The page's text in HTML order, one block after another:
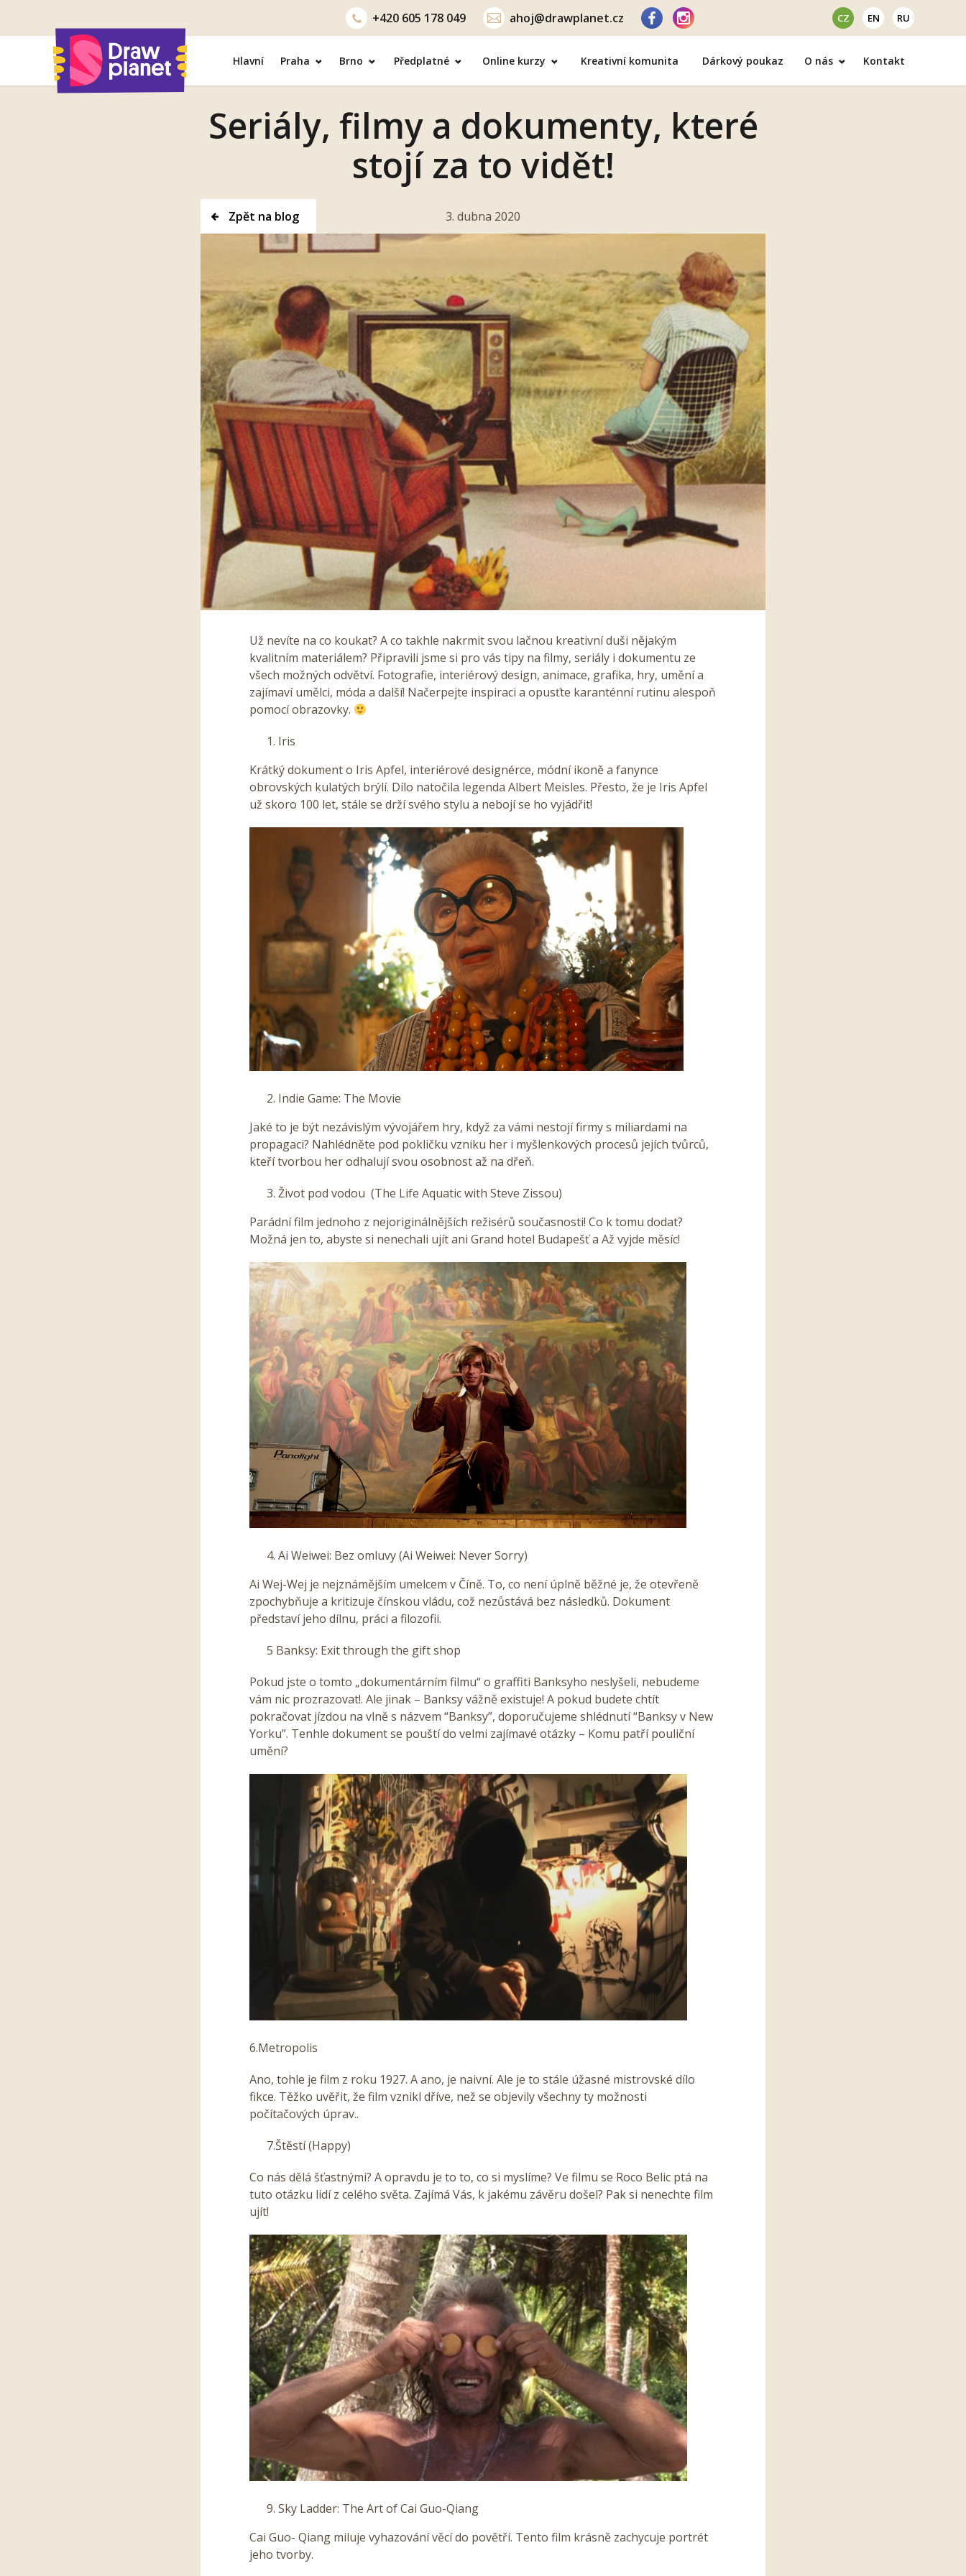
+420 605 178 049 ahoj@drawplanet.cz CZ EN RU
Hlavní Praha Brno Předplatné Online kurzy Kreativní komunita Dárkový poukaz O nás Kontakt
Seriály, filmy a dokumenty, které
stojí za to vidět!
3. dubna 2020
Zpět na blog
Už nevíte na co koukat? A co takhle nakrmit svou lačnou kreativní duši nějakým
kvalitním materiálem? Připravili jsme si pro vás tipy na filmy, seriály i dokumentu ze
všech možných odvětví. Fotografie, interiérový design, animace, grafika, hry, umění a
zajímaví umělci, móda a další! Načerpejte inspiraci a opusťte karanténní rutinu alespoň
pomocí obrazovky.
Iris
Krátký dokument o Iris Apfel, interiérové designérce, módní ikoně a fanynce
obrovských kulatých brýlí. Dílo natočila legenda Albert Meisles. Přesto, že je Iris Apfel
už skoro 100 let, stále se drží svého stylu a nebojí se ho vyjádřit!
Indie Game: The Movie
Jaké to je být nezávislým vývojářem hry, když za vámi nestojí firmy s miliardami na
propagaci? Nahlédněte pod pokličku vzniku her i myšlenkových procesů jejích tvůrců,
kteří tvorbou her odhalují svou osobnost až na dřeň.
Život pod vodou (The Life Aquatic with Steve Zissou)
Parádní film jednoho z nejoriginálnějších režisérů současnosti! Co k tomu dodat?
Možná jen to, abyste si nenechali ujít ani Grand hotel Budapešť a Až vyjde měsíc!
Ai Weiwei: Bez omluvy (Ai Weiwei: Never Sorry)
Ai Wej-Wej je nejznámějším umelcem v Číně. To, co není úplně běžné je, že otevřeně
zpochybňuje a kritizuje čínskou vládu, což nezůstává bez následků. Dokument
představí jeho dílnu, práci a filozofii.
5 Banksy: Exit through the gift shop
Pokud jste o tomto „dokumentárním filmu“ o graffiti Banksyho neslyšeli, nebudeme
vám nic prozrazovat!. Ale jinak – Banksy vážně existuje! A pokud budete chtít
pokračovat jízdou na vlně s názvem “Banksy”, doporučujeme shlédnutí “Banksy v New
Yorku”. Tenhle dokument se pouští do velmi zajímavé otázky – Komu patří pouliční
umění?
6.Metropolis
Ano, tohle je film z roku 1927. A ano, je naivní. Ale je to stále úžasné mistrovské dílo
fikce. Těžko uvěřit, že film vznikl dříve, než se objevily všechny ty možnosti
počítačových úprav..
7.Štěstí (Happy)
Co nás dělá šťastnými? A opravdu je to to, co si myslíme? Ve filmu se Roco Belic ptá na
tuto otázku lidí z celého světa. Zajímá Vás, k jakému závěru došel? Pak si nenechte film
ujít!
Sky Ladder: The Art of Cai Guo-Qiang
Cai Guo- Qiang miluje vyhazování věcí do povětří. Tento film krásně zachycuje portrét
jeho tvorby.